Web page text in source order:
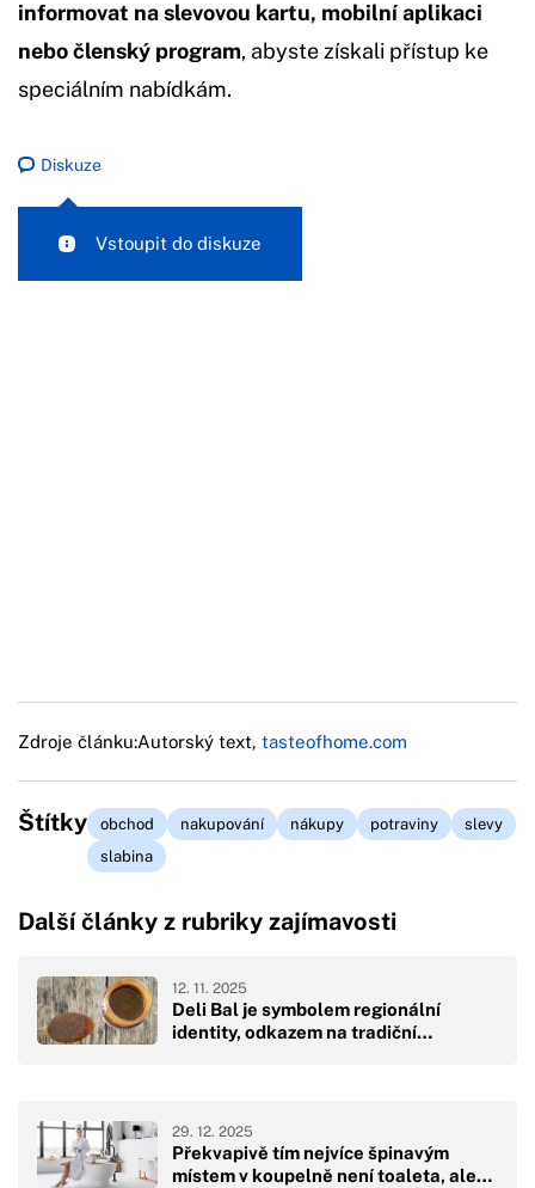
informovat na slevovou kartu, mobilní aplikaci
nebo členský program, abyste získali přístup ke
speciálním nabídkám.
Diskuze
Vstoupit do diskuze
Zdroje článku:Autorský text, tasteofhome.com
Štítky obchod nakupování nákupy potraviny
slevy
slabina
Další články z rubriky zajímavosti
Deli Bal je symbolem regionální
identity, odkazem na tradiční…
12. 11. 2025
Překvapivě tím nejvíce špinavým
místem v koupelně není toaleta, ale…
29. 12. 2025